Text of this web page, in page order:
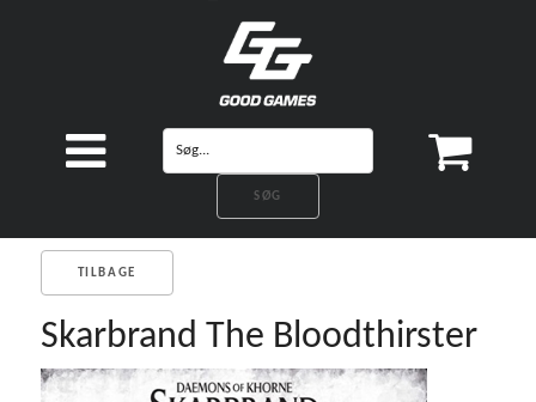
TILBAGE
Skarbrand The Bloodthirster